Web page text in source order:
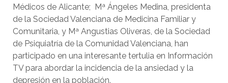
Médicos de Alicante; Mª Ángeles Medina, presidenta
de la Sociedad Valenciana de Medicina Familiar y
Comunitaria, y Mª Angustias Oliveras, de la Sociedad
de Psiquiatría de la Comunidad Valenciana, han
participado en una interesante tertulia en Información
TV para abordar la incidencia de la ansiedad y la
depresión en la población.